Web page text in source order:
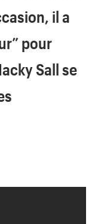
il a
pour
Sall se